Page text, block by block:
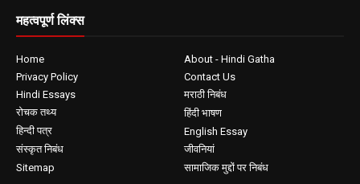
महत्वपूर्ण लिंक्स
Home
About - Hindi Gatha
Privacy Policy
Contact Us
Hindi Essays
मराठी निबंध
रोचक तथ्य
हिंदी भाषण
हिन्दी पत्र
English Essay
संस्कृत निबंध
जीवनियां
Sitemap
सामाजिक मुद्दों पर निबंध